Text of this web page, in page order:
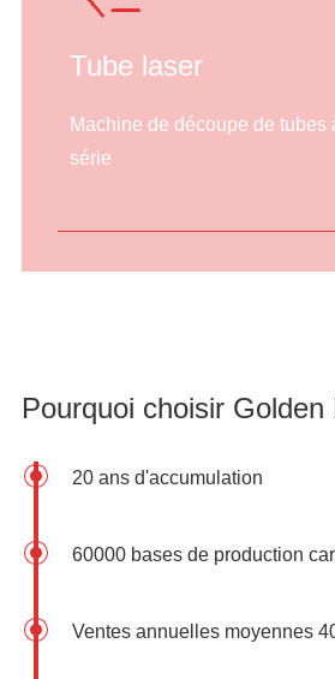
Tube laser
Machine de découpe de tubes
série
Pourquoi choisir Golden
20 ans d'accumulation
60000 bases de production
Ventes annuelles moyennes